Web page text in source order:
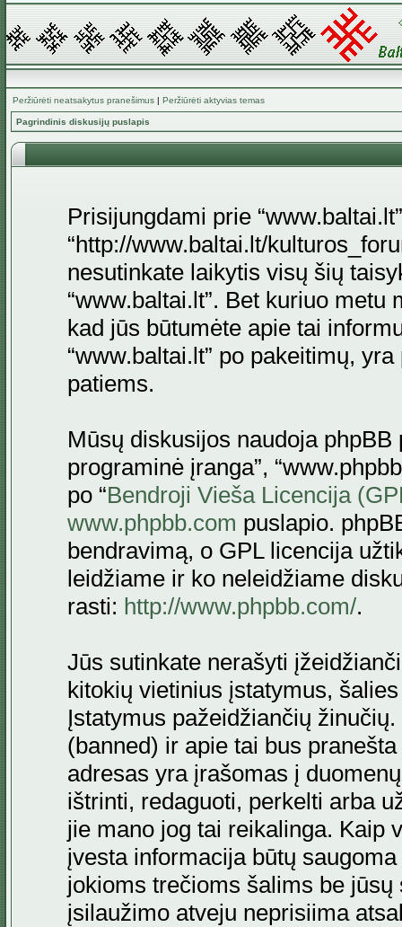
Peržiūrėti neatsakytus pranešimus | Peržiūrėti aktyvias temas
Pagrindinis diskusijų puslapis
Prisijungdami prie
“http://www.baltai.lt/
nesutinkate laikytis visų šių
“www.baltai.lt”. Bet kuriuo
kad jūs būtumėte apie tai
“www.baltai.lt” po pakeitimų,
patiems.
Mūsų diskusijos naudoja phpBB
programinė įranga”,
po “Bendroji Vieša Licencija
www.phpbb.com puslapio.
bendravimą, o GPL licencija
leidžiame ir ko neleidžiame
rasti: http://www.phpbb.com/.
Jūs sutinkate nerašyti
kitokių vietinius įstatymus,
Įstatymus pažeidžiančių
(banned) ir apie tai bus
adresas yra įrašomas į
ištrinti, redaguoti, perkelti arba
jie mano jog tai reikalinga. Kaip
įvesta informacija būtų
jokioms trečioms šalims be jūsų
įsilaužimo atveju neprisiima